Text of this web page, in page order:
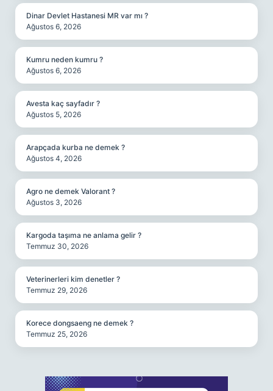
Dinar Devlet Hastanesi MR var mı ?
Ağustos 6, 2026
Kumru neden kumru ?
Ağustos 6, 2026
Avesta kaç sayfadır ?
Ağustos 5, 2026
Arapçada kurba ne demek ?
Ağustos 4, 2026
Agro ne demek Valorant ?
Ağustos 3, 2026
Kargoda taşıma ne anlama gelir ?
Temmuz 30, 2026
Veterinerleri kim denetler ?
Temmuz 29, 2026
Korece dongsaeng ne demek ?
Temmuz 25, 2026